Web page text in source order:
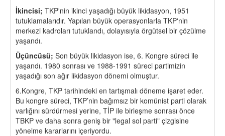
İkincisi; TKP'nin ikinci yaşadığı büyük likidasyon, 1951
tutuklamalarıdır. Yapılan büyük operasyonlarla TKP'nin
merkezi kadroları tutuklandı, dolayısıyla örgütsel bir çözülme
yaşandı.
Üçüncüsü; Son büyük likidasyon ise, 6. Kongre süreci ile
yaşandı. 1980 sonrası ve 1988-1991 süreci partimizin
yaşadığı son ağır likidasyon dönemi olmuştur.
6.Kongre, TKP tarihindeki en tartışmalı döneme işaret eder.
Bu kongre süreci, TKP’nin bağımsız bir komünist parti olarak
varlığını sürdürmesi yerine, TİP ile birleşme sonrası önce
TBKP ve daha sonra geniş bir "legal sol parti" çizgisine
yönelme kararlarını içeriyordu.